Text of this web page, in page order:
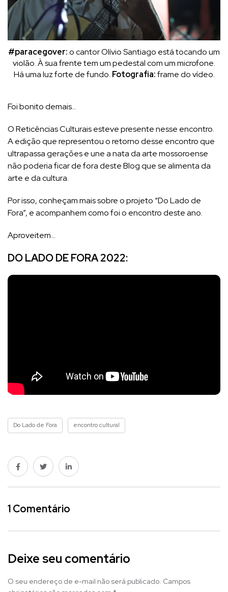
#paracegover:o cantor Olívio Santiago está tocando um
violão. À sua frente tem um pedestal com um microfone.
Há uma luz forte de fundo. Fotografia:frame do vídeo.
Foi bonito demais…
O Reticências Culturais esteve presente nesse encontro.
A edição que representou o retorno desse encontro que
ultrapassa gerações e une a nata da arte mossoroense
não poderia ficar de fora deste Blog que se alimenta da
arte e da cultura.
Por isso, conheçam mais sobre o projeto “Do Lado de
Fora”, e acompanhem como foi o encontro deste ano.
Aproveitem…
DO LADO DE FORA 2022:
Do Lado de Fora encontro cultural
1 Comentário
Deixe seu comentário
O seu endereço de e-mail não será publicado. Campos